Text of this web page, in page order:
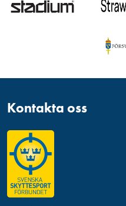
Kontakta oss